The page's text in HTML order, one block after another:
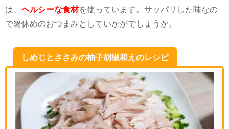
は、 ヘルシーな食材を使っています。サッパリした味なの
で箸休めのおつまみとしていかがでしょうか。
しめじとささみの柚子胡椒和えのレシピ